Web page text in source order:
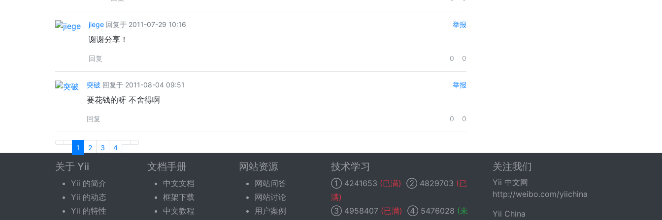
jiege 回复于 2011-07-29 10:16 举报
谢谢分享！
回复 0 0
突破 回复于 2011-08-04 09:51 举报
要花钱的呀 不舍得啊
回复 0 0
1 2 3 4
回复话题
您需要登录后才可以回复。 登录| 立即注册
关于 Yii
Yii 的简介
Yii 的动态
Yii 的特性
文档手册
中文文档
框架下载
中文教程
网站资源
网站问答
网站讨论
用户案例
技术学习
① 4241653 (已满) ② 4829703 (已
满)
③ 4958407 (已满) ④ 5476028 (未
关注我们
Yii 中文网
http://weibo.com/yiichina
Yii China